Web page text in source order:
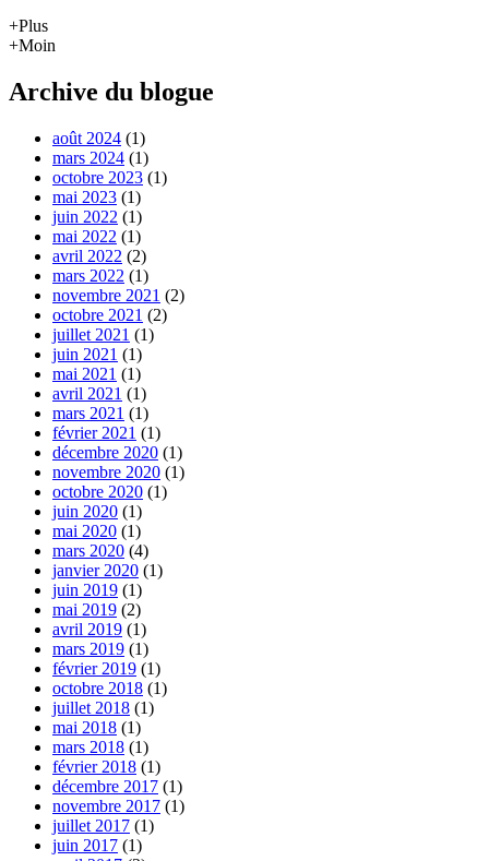
+Plus
+Moin
Archive du blogue
août 2024 (1)
mars 2024 (1)
octobre 2023 (1)
mai 2023 (1)
juin 2022 (1)
mai 2022 (1)
avril 2022 (2)
mars 2022 (1)
novembre 2021 (2)
octobre 2021 (2)
juillet 2021 (1)
juin 2021 (1)
mai 2021 (1)
avril 2021 (1)
mars 2021 (1)
février 2021 (1)
décembre 2020 (1)
novembre 2020 (1)
octobre 2020 (1)
juin 2020 (1)
mai 2020 (1)
mars 2020 (4)
janvier 2020 (1)
juin 2019 (1)
mai 2019 (2)
avril 2019 (1)
mars 2019 (1)
février 2019 (1)
octobre 2018 (1)
juillet 2018 (1)
mai 2018 (1)
mars 2018 (1)
février 2018 (1)
décembre 2017 (1)
novembre 2017 (1)
juillet 2017 (1)
juin 2017 (1)